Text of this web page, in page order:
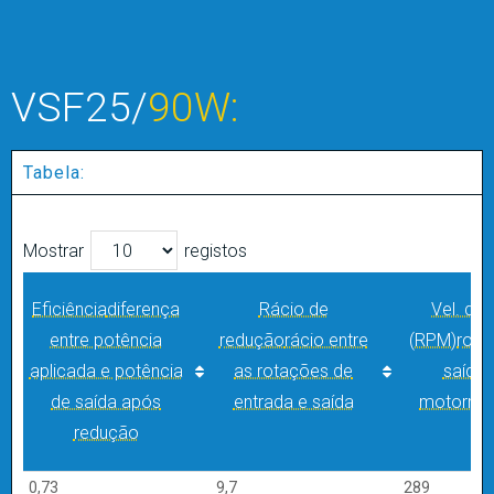
VSF25/90W:
Tabela:
Mostrar registos
Eficiênciadiferença
entre potência
aplicada e potência
de saída após
redução
Rácio de
reduçãorácio entre
as rotações de
entrada e saída
Vel. de
(RPM)
saída
Eficiência
0,73 9,7
289